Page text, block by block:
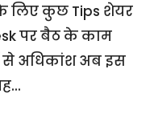
लिए कुछ Tips शेयर
पर बैठ के काम
अधिकांश अब इस